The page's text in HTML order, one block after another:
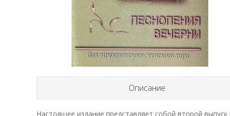
Описание
Настоящее издание представляет собой второй